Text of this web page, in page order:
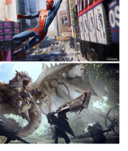
史
る主要なトピック・タイト
インタビューや識者による
望できる決定版！
リエイターの青春〜
知られるマンガ家・田中圭
トマンガです。
ームの魅力を画面や操作の
く、硬派で骨太な評論連載